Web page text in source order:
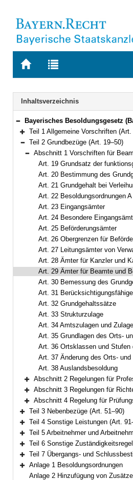
Zur
BAYERN.RECHT
Zur
letzten
Suche
Navigation
Inhaltsverzeichnis
Bereich reduzieren
Bayerisches Besoldungsgesetz (BayBesG) Vom 5. August 2010
Bereich erweitern
Teil 1 Allgemeine Vorschriften (Art.
Bereich reduzieren
Teil 2 Grundbezüge (Art. 19–50)
Bereich reduzieren
Abschnitt 1 Vorschriften für Beamte und Beamtinnen
Art. 19 Grundsatz der
Art. 20 Bestimmung des
Art. 21 Grundgehalt bei
Art. 22 Besoldungsordnungen A
Art. 23 Eingangsämter
Art. 24 Besondere
Art. 25 Beförderungsämter
Art. 26 Obergrenzen für
Art. 27 Leitungsämter von Verwaltungsbehörden und
Art. 28 Ämter für Kanzler und
Art. 29 Ämter für Beamte und Beamtinnen bei den
Art. 30 Bemessung des
Art. 31
Art. 32 Grundgehaltssätze
Art. 33 Strukturzulage
Art. 34 Amtszulagen und Zulagen
Art. 35 Grundlagen des Orts-
Art. 36 Ortsklassen und Stufen
Art. 37 Änderung des Orts-
Art. 38 Auslandsbesoldung
Bereich erweitern
Abschnitt 2 Regelungen für Professoren und Professorinnen, Juniorprofessoren und Juniorprofessorinnen,
Bereich erweitern
Abschnitt 3 Regelungen für Richter, Richterinnen,
Bereich erweitern
Abschnitt 4 Regelung für Prüfungsgebietsleiter und
Bereich erweitern
Teil 3 Nebenbezüge (Art. 51–90)
Bereich erweitern
Teil 4 Sonstige Leistungen (Art.
Bereich erweitern
Teil 5 Arbeitnehmer und
Bereich erweitern
Teil 6 Sonstige
Bereich erweitern
Teil 7 Übergangs- und
Bereich erweitern
Anlage 1 Besoldungsordnungen
Anlage 2 Hinzufügung von Zusätzen